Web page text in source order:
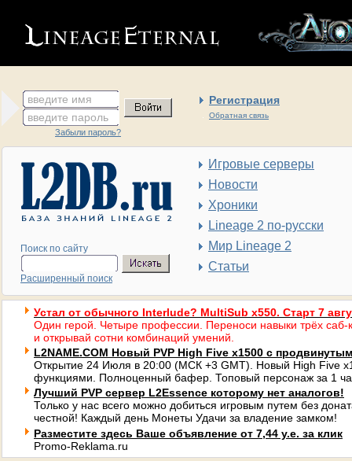
введите имя Регистрация
Обратная связь
введите пароль
Забыли пароль?
Поиск по сайту
Расширенный поиск
Игровые серверы
Новости
Хроники
Lineage 2 по-русски
Мир Lineage 2
Статьи
Устал от обычного Interlude? MultiSub x550. Старт 7
Один герой. Четыре профессии. Переноси навыки трёх саб-
и открывай сотни комбинаций умений.
L2NAME.COM Новый PVP High Five x1500 с
Открытие 24 Июля в 20:00 (МСК +3 GMT). Новый High Five
функциями. Полноценный бафер. Топовый персонаж за 1
Лучший PVP сервер L2Essence которому нет аналогов!
Только у нас всего можно добиться игровым путем без
честной! Каждый день Монеты Удачи за владение замком!
Разместите здесь Ваше объявление от 7,44 у.е. за клик
Promo-Reklama.ru